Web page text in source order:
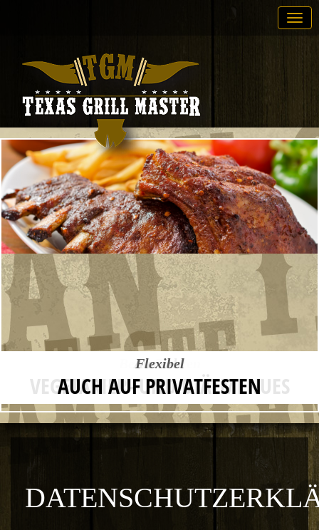
Low and Slow
REAL SMOKE - REAL FLAVOR
Immer frisch
HAUSGEMACHTE BURGERSAUCEN
Hochwertiges BBQ
FLEISCH AUS DER REGION
Beste Zutaten
DIREKT VOM BAUERN
Auswahl
VEGETARIER- UND DIÄTMENUES
Flexibel
AUCH AUF PRIVATFESTEN